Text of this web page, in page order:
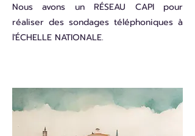
Nous avons un RÉSEAU CAPI pour
réaliser des sondages téléphoniques à
l'ÉCHELLE NATIONALE.